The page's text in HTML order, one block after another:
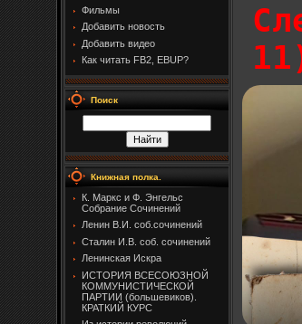
Фильмы
Добавить новость
Добавить видео
Как читать FB2, EBUP?
Поиск
Книжная полка.
К. Маркс и Ф. Энгельс
Собрание Сочинений
Ленин В.И. соб.сочинений
Сталин И.В. соб. сочинений
Ленинская Искра
ИСТОРИЯ ВСЕСОЮЗНОЙ
КОММУНИСТИЧЕСКОЙ
ПАРТИИ (большевиков).
КРАТКИЙ КУРС